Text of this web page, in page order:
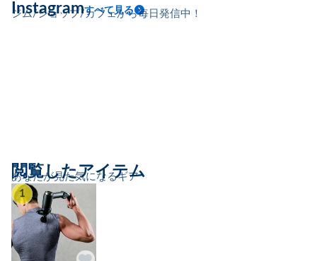
ジム/ショップ/カフェから毎日発信中！
Instagramすべて見る
あなたが見た気になるギア
閲覧したアイテム
1